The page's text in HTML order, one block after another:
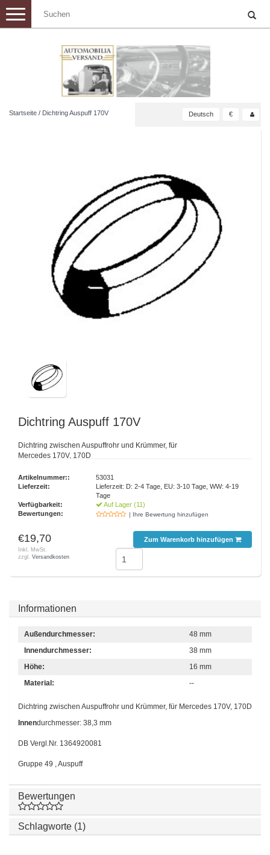
Toggle
navigation
Startseite / Dichtring Auspuff 170V Deutsch €
Dichtring Auspuff 170V
Dichtring zwischen Auspuffrohr und Krümmer, für
Mercedes 170V, 170D
Artikelnummer::
53031
Lieferzeit:
Lieferzeit: D: 2-4 Tage, EU: 3-10 Tage, WW: 4-19
Tage
Verfügbarkeit:
Auf Lager (11)
Bewertungen:
| Ihre Bewertung hinzufügen
€19,70
Inkl. MwSt.
zzgl. Versandkosten
Zum Warenkorb hinzufügen
Informationen
Außendurchmesser:
48 mm
Innendurchmesser:
38 mm
Höhe:
16 mm
Material:
--
Dichtring zwischen Auspuffrohr und Krümmer, für Mercedes 170V, 170D
Innendurchmesser: 38,3 mm
DB Vergl.Nr. 1364920081
Gruppe 49 , Auspuff
Bewertungen
Schlagworte (1)